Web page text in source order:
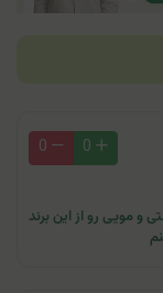
0
0
و مویی رو از این برند